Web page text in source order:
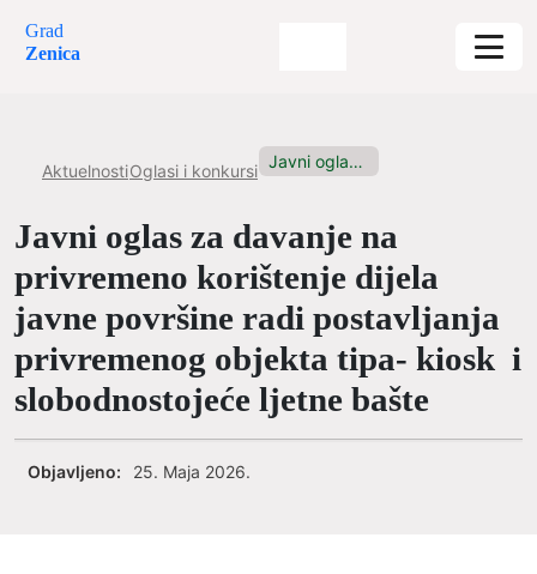
Grad
Zenica
AktuelnostiOglasi i konkursi Javni oglas za davanje na...
Javni oglas za davanje na
privremeno korištenje dijela
javne površine radi postavljanja
privremenog objekta tipa- kiosk i
slobodnostojeće ljetne bašte
Objavljeno: 25. Maja 2026.